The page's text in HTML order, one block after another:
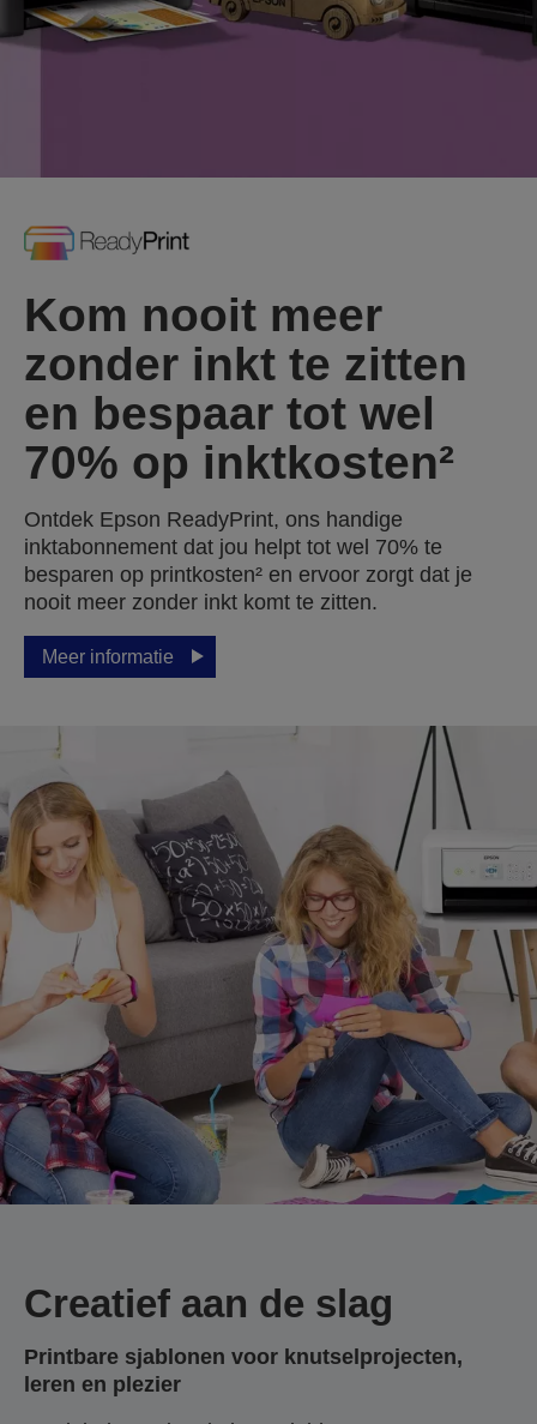
Kom nooit meer
zonder inkt te zitten
en bespaar tot wel
70% op inktkosten²
Ontdek Epson ReadyPrint, ons handige
inktabonnement dat jou helpt tot wel 70% te
besparen op printkosten² en ervoor zorgt dat je
nooit meer zonder inkt komt te zitten.
Meer informatie
Creatief aan de slag
Printbare sjablonen voor knutselprojecten,
leren en plezier